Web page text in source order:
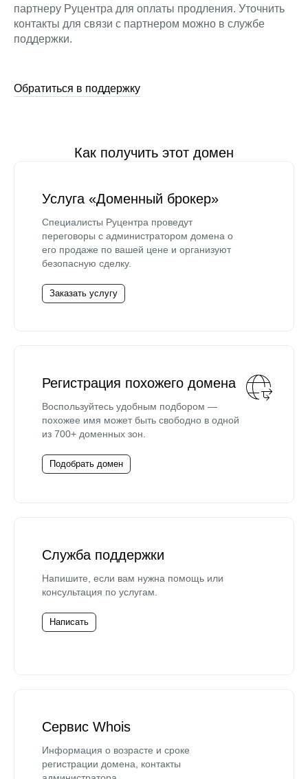
партнеру Руцентра для оплаты продления. Уточнить
контакты для связи с партнером можно в службе
поддержки.
Обратиться в поддержку
Как получить этот домен
Услуга «Доменный брокер»
Специалисты Руцентра проведут
переговоры с администратором домена о
его продаже по вашей цене и организуют
безопасную сделку.
Заказать услугу
Регистрация похожего домена
Воспользуйтесь удобным подбором —
похожее имя может быть свободно в одной
из 700+ доменных зон.
Подобрать домен
Служба поддержки
Напишите, если вам нужна помощь или
консультация по услугам.
Написать
Сервис Whois
Информация о возрасте и сроке
регистрации домена, контакты